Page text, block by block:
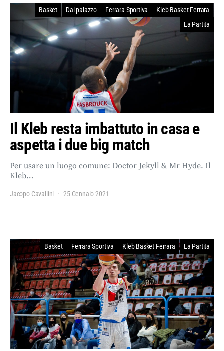
Basket Dal palazzo Ferrara Sportiva
Kleb Basket Ferrara
La Partita
Il Kleb resta imbattuto in casa e
aspetta i due big match
Per usare un luogo comune: Doctor Jekyll & Mr Hyde. Il
Kleb…
Jacopo Cavallini 25 Gennaio 2021
Basket Ferrara Sportiva Kleb Basket Ferrara La Partita